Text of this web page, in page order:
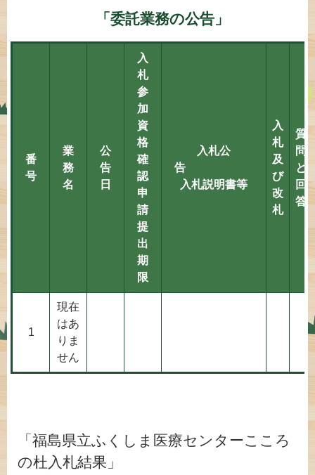
「委託業務の公告」
番
号
業
務
名
公
告
日
入
札
参
加
資
格
確
認
申
請
提
出
期
限
入札公
告
入札説明書等
入
札
及
び
改
札
質
問
と
回
答
1
現在
はあ
りま
せん
「 福島県立ふくしま医療センターこころ
の杜 入札結果」